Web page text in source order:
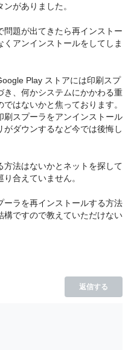
がありました。
問題が出てきたら再インストー
アンインストールをしてしま
Play ストアには印刷スプ
き、何かシステムにかかわる重
はないかと焦っております。
刷スプーラをアンインストール
がダウンするなど今では後悔し
法はないかとネットを探して
合えていません。
ーラを再インストールする方法
構ですので教えていただけない
返信する